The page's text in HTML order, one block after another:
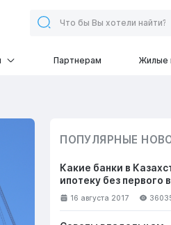
Партнерам Жилые
ПОПУЛЯРНЫЕ
Какие банки в
ипотеку без первого
16 августа 2017